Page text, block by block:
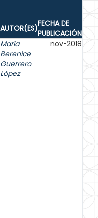
AUTOR(ES)FECHA DE
PUBLICACIÓN
María
Berenice
Guerrero
López
nov-2018